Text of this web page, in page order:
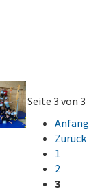
Seite 3 von 3
Anfang
Zurück
1
2
3